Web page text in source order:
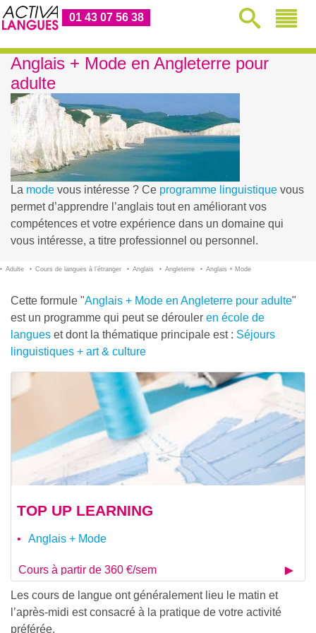
01 43 07 56 38
Anglais + Mode en Angleterre pour
adulte
La mode vous intéresse ? Ce programme linguistique vous
permet d’apprendre l’anglais tout en améliorant vos
compétences et votre expérience dans un domaine qui
vous intéresse, a titre professionnel ou personnel.
Adulte Cours de langues à l’étranger Anglais Angleterre Anglais + Mode
Cette formule "Anglais + Mode en Angleterre pour adulte"
est un programme qui peut se dérouler en école de
langues et dont la thématique principale est : Séjours
linguistiques + art & culture
TOP UP LEARNING
Anglais + Mode
Cours à partir de 360 €/sem
Les cours de langue ont généralement lieu le matin et
l’après-midi est consacré à la pratique de votre activité
préférée.